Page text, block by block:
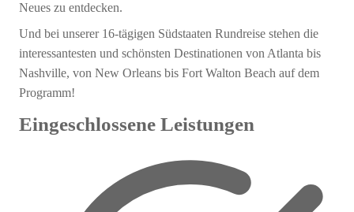
Neues zu entdecken.
Und bei unserer 16-tägigen Südstaaten Rundreise stehen die
interessantesten und schönsten Destinationen von Atlanta bis
Nashville, von New Orleans bis Fort Walton Beach auf dem
Programm!
Eingeschlossene Leistungen